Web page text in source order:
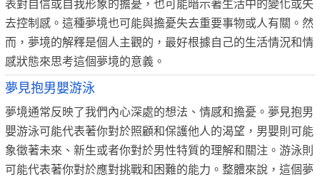
表對自信或自我形象的擔憂，也可能暗示著生活中的變化或失
去控制感。這種夢境也可能與擔憂失去重要事物或人有關。然
而，夢境的解釋是個人主觀的，最好根據自己的生活情況和情
感狀態來思考這個夢境的意義。
夢見抱男嬰游泳
夢境通常反映了我們內心深處的想法、情感和擔憂。夢見抱男
嬰游泳可能代表著你對於照顧和保護他人的渴望，男嬰則可能
象徵著未來、新生或者你對於男性特質的理解和關注。游泳則
可能代表著你對於應對挑戰和困難的能力。整體來說，這個夢